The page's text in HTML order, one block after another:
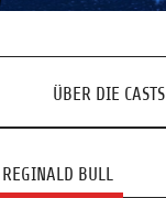
ÜBER DIE CASTS
REGINALD BULL